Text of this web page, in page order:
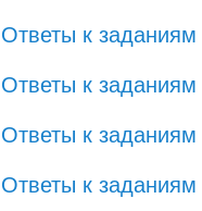
к заданиям
к заданиям
к заданиям
к заданиям